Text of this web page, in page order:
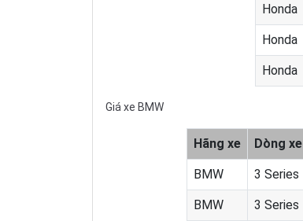
Honda
Honda
Honda
Giá xe BMW
Hãng xe Dòng xe
BMW 3 Series
BMW 3 Series